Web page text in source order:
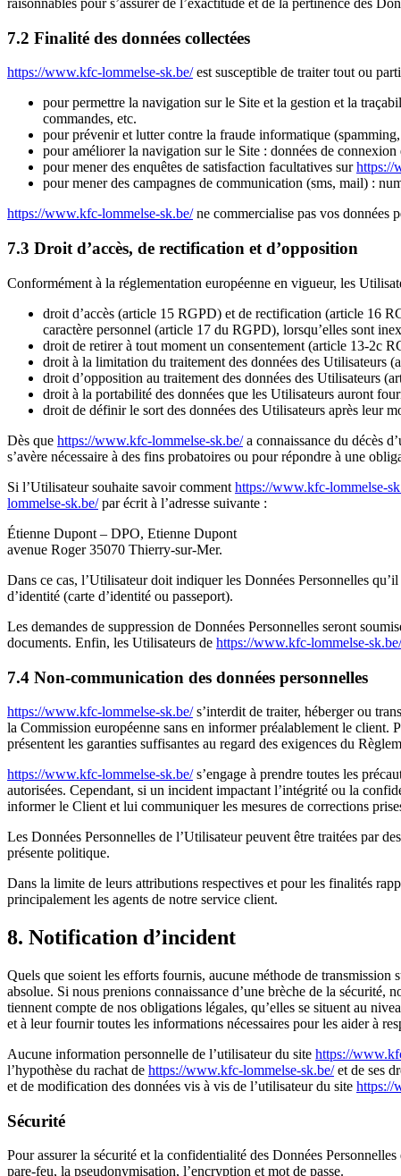
raisonnables pour s’assurer de l’exactitude et de la pertinence des
7.2 Finalité des données collectées
https://www.kfc-lommelse-sk.be/est susceptible de traiter tout ou
pour permettre la navigation sur le Site et la gestion et la
commandes, etc.
pour prévenir et lutter contre la fraude informatique
pour améliorer la navigation sur le Site : données de connexion
pour mener des enquêtes de satisfaction facultatives surhttps://
pour mener des campagnes de communication (sms, mail) :
https://www.kfc-lommelse-sk.be/ne commercialise pas vos données
7.3 Droit d’accès, de rectification et d’opposition
Conformément à la réglementation européenne en vigueur, les
droit d’accès (article 15 RGPD) et de rectification (article 16
caractère personnel (article 17 du RGPD), lorsqu’elles sont
droit de retirer à tout moment un consentement (article 13-2c
droit à la limitation du traitement des données des Utilisateurs
droit d’opposition au traitement des données des Utilisateurs
droit à la portabilité des données que les Utilisateurs auront
droit de définir le sort des données des Utilisateurs après leur
Dès que https://www.kfc-lommelse-sk.be/a connaissance du décès
s’avère nécessaire à des fins probatoires ou pour répondre à une
Si l’Utilisateur souhaite savoir comment https://www.kfc-lommelse-
lommelse-sk.be/par écrit à l’adresse suivante :
Étienne Dupont – DPO, Etienne Dupont
avenue Roger 35070 Thierry-sur-Mer.
Dans ce cas, l’Utilisateur doit indiquer les Données Personnelles
d’identité (carte d’identité ou passeport).
Les demandes de suppression de Données Personnelles seront
documents. Enfin, les Utilisateurs de https://www.kfc-lommelse-sk.be/
7.4 Non-communication des données personnelles
https://www.kfc-lommelse-sk.be/s’interdit de traiter, héberger ou
la Commission européenne sans en informer préalablement le client.
présentent les garanties suffisantes au regard des exigences du
https://www.kfc-lommelse-sk.be/s’engage à prendre toutes les
autorisées. Cependant, si un incident impactant l’intégrité ou la
informer le Client et lui communiquer les mesures de corrections
Les Données Personnelles de l’Utilisateur peuvent être traitées par
présente politique.
Dans la limite de leurs attributions respectives et pour les finalités
principalement les agents de notre service client.
8. Notification d’incident
Quels que soient les efforts fournis, aucune méthode de transmission
absolue. Si nous prenions connaissance d’une brèche de la sécurité,
tiennent compte de nos obligations légales, qu’elles se situent au
et à leur fournir toutes les informations nécessaires pour les aider à
Aucune information personnelle de l’utilisateur du site https://
l’hypothèse du rachat de https://www.kfc-lommelse-sk.be/et de ses
et de modification des données vis à vis de l’utilisateur du site https://
Sécurité
Pour assurer la sécurité et la confidentialité des Données
pare-feu, la pseudonymisation, l’encryption et mot de passe.